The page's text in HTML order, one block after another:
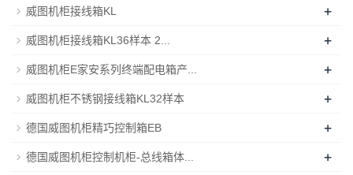
威图机柜接线箱KL +
威图机柜接线箱KL36样本 2... +
威图机柜E家安系列终端配电箱产... +
威图机柜不锈钢接线箱KL32样本 +
德国威图机柜精巧控制箱EB +
德国威图机柜控制机柜-总线箱体... +